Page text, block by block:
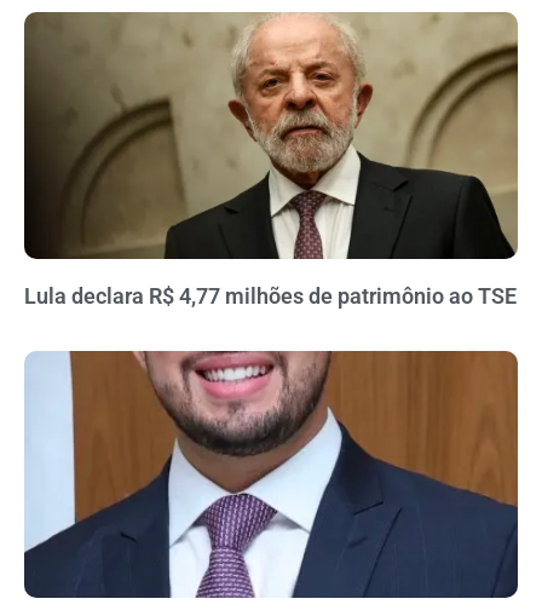
Lula declara R$ 4,77 milhões de patrimônio ao TSE